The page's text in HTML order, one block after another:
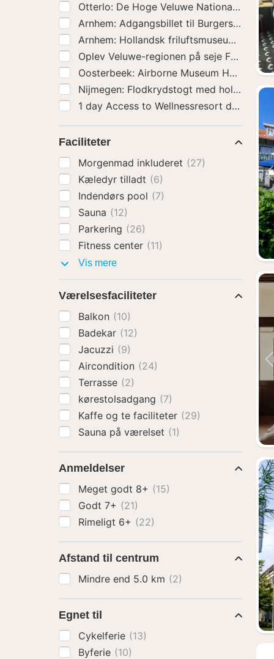
Otterlo:
Arnhem: Adgangsbillet til Burgers' Zoo
Arnhem: Hollandsk
Faciliteter
Morgenmad inkluderet (27)
Kæledyr tilladt (6)
Indendørs pool (7)
Sauna (12)
Parkering (26)
Fitness center (11)
Vis mereFaciliteter
Værelsesfaciliteter
Balkon (10)
Badekar (12)
Jacuzzi (9)
Aircondition (24)
Terrasse (2)
kørestolsadgang (7)
Kaffe og te faciliteter (29)
Sauna på værelset (1)
Anmeldelser
Meget godt 8+ (15)
Godt 7+ (21)
Rimeligt 6+ (22)
Afstand til centrum
Mindre end 5.0 km (2)
Egnet til
Cykelferie (13)
Byferie (10)